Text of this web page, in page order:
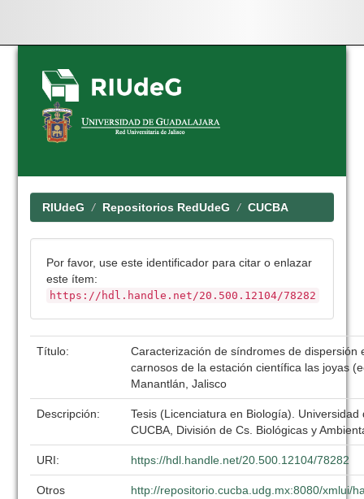
Skip
navigation
RIUdeG Repositorios RedUdeG CUCBA
Por favor, use este identificador para citar o enlazar
este ítem:
https://hdl.handle.net/20.500.12104/78282
Título:
Caracterización de síndromes de dispersión
carnosos de la estación científica las joyas
Manantlán, Jalisco
Descripción:
Tesis (Licenciatura en Biología). Universidad
CUCBA, División de Cs. Biológicas y
URI: https://hdl.handle.net/20.500.12104/78282
Otros
http://repositorio.cucba.udg.mx:8080/xmlui/